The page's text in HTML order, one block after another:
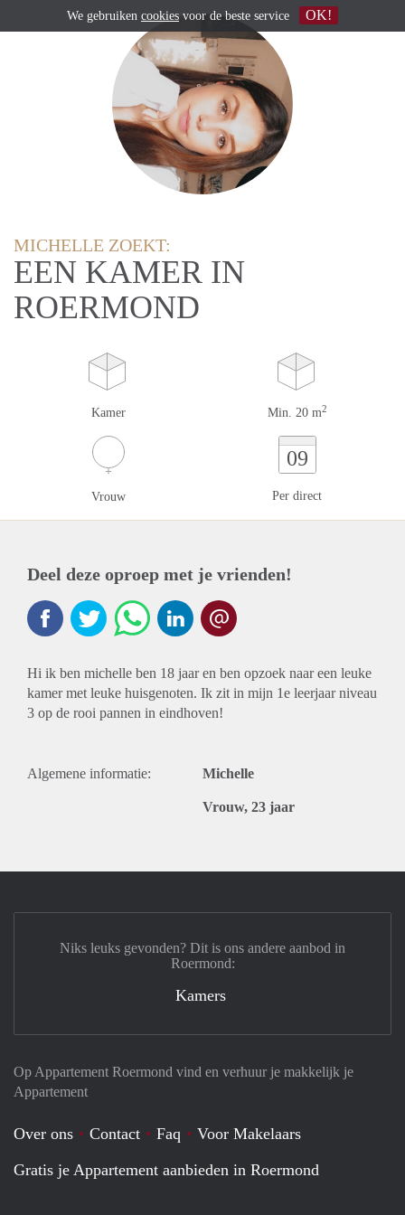
MICHELLE ZOEKT:
EEN KAMER IN
ROERMOND
Kamer Min. 20 m2
Vrouw
09
Per direct
Deel deze oproep met je vrienden!
Hi ik ben michelle ben 18 jaar en ben opzoek naar een leuke
kamer met leuke huisgenoten. Ik zit in mijn 1e leerjaar niveau
3 op de rooi pannen in eindhoven!
Algemene informatie: Michelle
Vrouw, 23 jaar
Op Appartement Roermond vind en verhuur je makkelijk je
Appartement
Over ons Contact Faq
Voor Makelaars
Gratis je Appartement aanbieden in Roermond
Niks leuks gevonden? Dit is ons andere aanbod in
Roermond:
Kamers
We gebruiken cookies voor de beste service OK!